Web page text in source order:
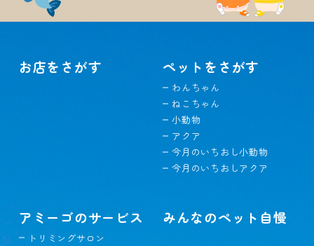
お店をさがす ペットをさがす
わんちゃん
ねこちゃん
小動物
アクア
今月のいちおし小動物
今月のいちおしアクア
アミーゴのサービス
トリミングサロン
みんなのペット自慢